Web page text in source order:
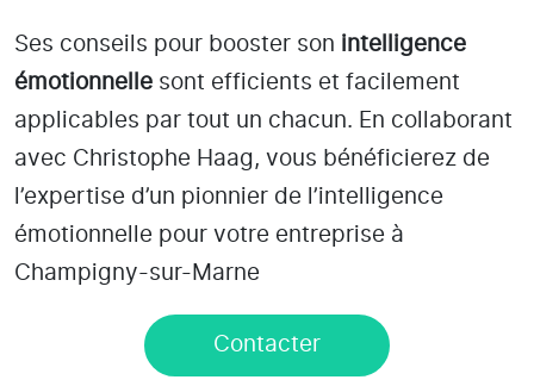
Ses conseils pour booster son intelligence
émotionnelle sont efficients et facilement
applicables par tout un chacun. En collaborant
avec Christophe Haag, vous bénéficierez de
l’expertise d’un pionnier de l’intelligence
émotionnelle pour votre entreprise à
Champigny-sur-Marne
Contacter